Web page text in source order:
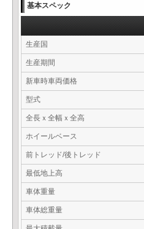
基本スペック
生産国
生産期間
新車時車両価格
型式
全長ｘ全幅ｘ全高
ホイールベース
前トレッド/後トレッド
最低地上高
車体重量
車体総重量